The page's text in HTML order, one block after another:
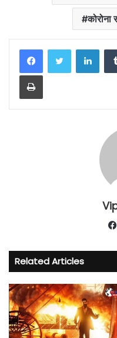
कोरोना
Print
Related Articles